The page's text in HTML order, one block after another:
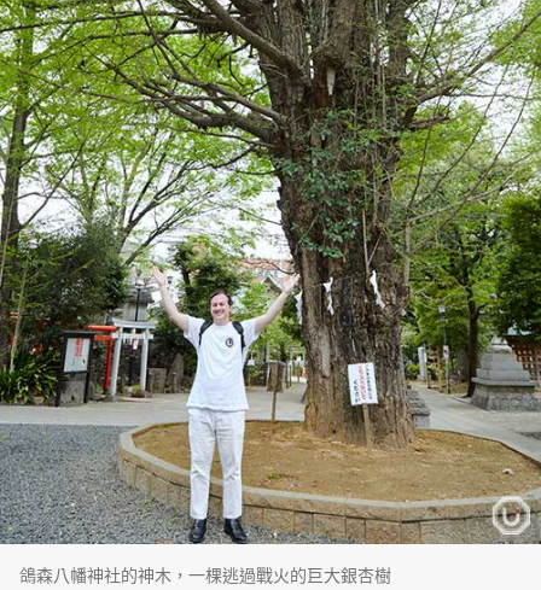
鴿森八幡神社的神木，一棵逃過戰火的巨大銀杏樹